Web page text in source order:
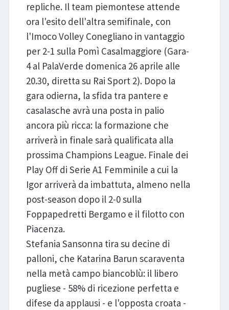
repliche. Il team piemontese attende
ora l'esito dell'altra semifinale, con
l'Imoco Volley Conegliano in vantaggio
per 2-1 sulla Pomì Casalmaggiore (Gara-
4 al PalaVerde domenica 26 aprile alle
20.30, diretta su Rai Sport 2). Dopo la
gara odierna, la sfida tra pantere e
casalasche avrà una posta in palio
ancora più ricca: la formazione che
arriverà in finale sarà qualificata alla
prossima Champions League. Finale dei
Play Off di Serie A1 Femminile a cui la
Igor arriverà da imbattuta, almeno nella
post-season dopo il 2-0 sulla
Foppapedretti Bergamo e il filotto con
Piacenza.
Stefania Sansonna tira su decine di
palloni, che Katarina Barun scaraventa
nella metà campo biancoblù: il libero
pugliese - 58% di ricezione perfetta e
difese da applausi - e l'opposta croata -